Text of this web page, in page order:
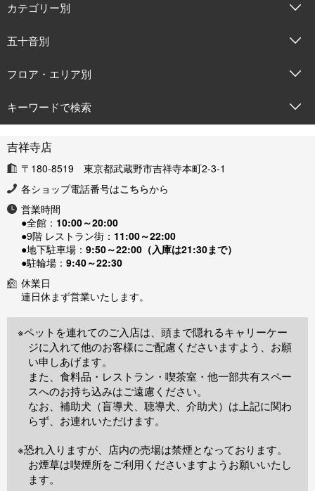
カテゴリー別
五十音別
フロア・エリア別
キーワードで検索
吉祥寺店
〒180-8519 東京都武蔵野市吉祥寺本町2-3-1
各ショップ電話番号はこちらから
営業時間
●全館： 10:00～20:00
●9階 レストラン街： 11:00～22:00
●地下駐車場： 9:50～22:00（入庫は21:30まで）
●駐輪場： 9:40～22:30
休業日
連日休まず営業いたします。
※ペットを連れてのご入店は、頭まで隠れるキャリーケー
ジに入れて他のお客様にご配慮くださいますよう、お願
い申しあげます。
また、食料品・レストラン・喫茶室・他一部共有スペー
スへのお持ち込みはご遠慮ください。
なお、補助犬（盲導犬、聴導犬、介助犬）は上記に関わ
らず、お連れいただけます。
※恐れ入りますが、店内の売場は禁煙となっております。
お煙草は喫煙所をご利用くださいますようお願いいたし
ます。